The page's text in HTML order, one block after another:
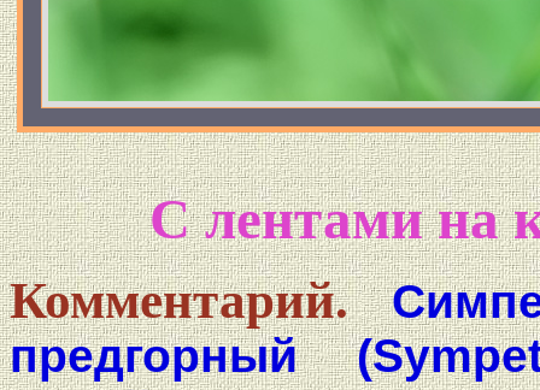
С лентами на
Комментарий.
предгорный